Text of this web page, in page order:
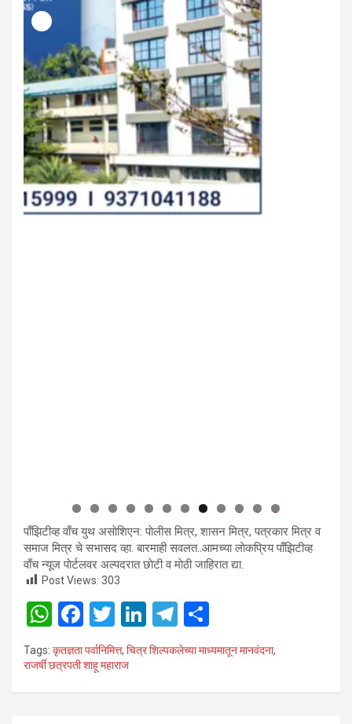
0 1
2
पाँझिटीव्ह वाँच युथ असाेशिएन: पाेलीस मित्र, शासन मित्र, पत्रकार मित्र व
समाज मित्र चे सभासद व्हा. बारमाही सवलत..आमच्या लाेकप्रिय पाँझिटीव्ह
वाँच न्यूज पाेर्टलवर अल्पदरात छाेटी व माेठी जाहिरात द्या.
Post Views: 303
W
h
at
s
F
a
ce
b
T
wi
tt
er
Li
n
dI
T
el
gr
h
ar
e
Tags: कृतज्ञता पर्वानिमित्त, चित्र शिल्पकलेच्या माध्यमातून मानवंदना,
राजर्षी छत्रपती शाहू महाराज